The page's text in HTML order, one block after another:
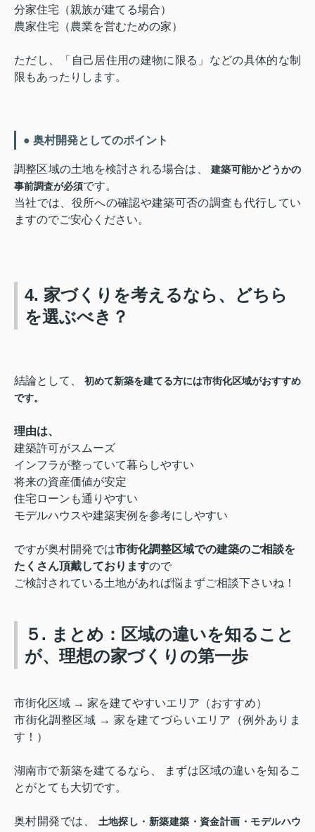
分家住宅（親族が建てる場合）
農家住宅（農業を営むための家）
ただし、「自己居住用の建物に限る」などの具体的な制
限もあったりします。
● 奥村開発としてのポイント
調整区域の土地を検討される場合は、建築可能かどうかの
事前調査が必須です。
当社では、役所への確認や建築可否の調査も代行してい
ますのでご安心ください。
4. 家づくりを考えるなら、どちら
を選ぶべき？
結論として、 初めて新築を建てる方には市街化区域がおすすめ
です。
理由は、
建築許可がスムーズ
インフラが整っていて暮らしやすい
将来の資産価値が安定
住宅ローンも通りやすい
モデルハウスや建築実例を参考にしやすい
ですが奥村開発では市街化調整区域での建築のご相談を
たくさん頂戴しておりますので
ご検討されている土地があれば悩まずご相談下さいね！
５. まとめ：区域の違いを知ること
が、理想の家づくりの第一歩
市街化区域 → 家を建てやすいエリア（おすすめ）
市街化調整区域 → 家を建てづらいエリア（例外ありま
す！）
湖南市で新築を建てるなら、 まずは区域の違いを知るこ
とがとても大切です。
奥村開発では、 土地探し・新築建築・資金計画・モデルハウ